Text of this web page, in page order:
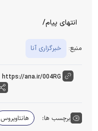
انتهای پیام/
منبع: خبرگزاری آنا
برچسب ها: هانتاویروس